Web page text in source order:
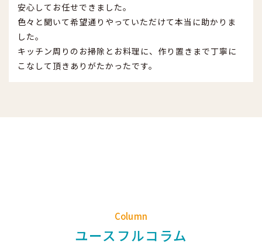
安心してお任せできました。
色々と聞いて希望通りやっていただけて本当に助かりま
した。
キッチン周りのお掃除とお料理に、作り置きまで丁寧に
こなして頂きありがたかったです。
Column
ユースフルコラム